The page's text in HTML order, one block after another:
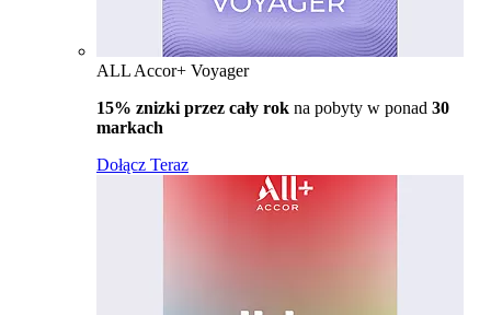
ALL Accor+ Voyager
15% znizki przez cały rok na pobyty w ponad 30
markach
Dołącz Teraz